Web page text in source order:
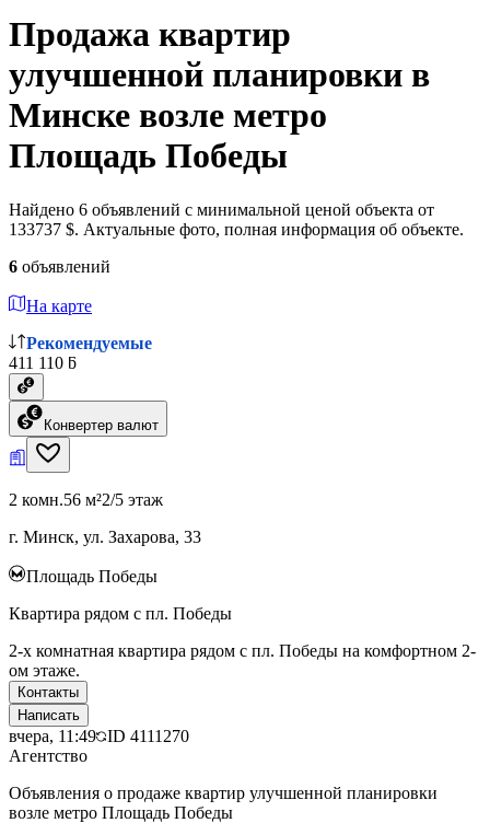
Продажа квартир
улучшенной планировки в
Минске возле метро
Площадь Победы
Найдено 6 объявлений с минимальной ценой объекта от
133737 $. Актуальные фото, полная информация об объекте.
6 объявлений
На карте
Рекомендуемые
411 110 ƃ
Конвертер валют
2 комн.56 м²2/5 этаж
г. Минск, ул. Захарова, 33
Площадь Победы
Квартира рядом с пл. Победы
2-х комнатная квартира рядом с пл. Победы на комфортном 2-
ом этаже.
Контакты
Написать
вчера, 11:49 ID 4111270
Агентство
Объявления о продаже квартир улучшенной планировки
возле метро Площадь Победы